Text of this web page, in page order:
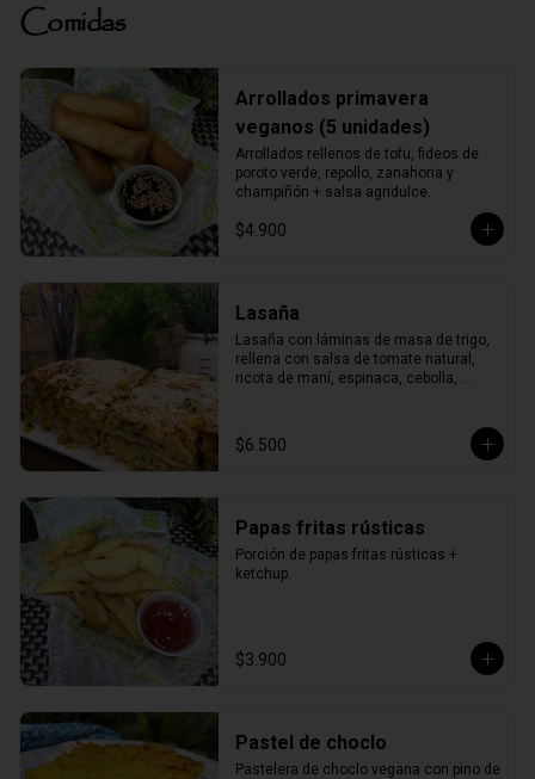
Comidas
Arrollados primavera
veganos (5 unidades)
Arrollados rellenos de tofu, fideos de
poroto verde, repollo, zanahoria y
champiñón + salsa agridulce.
$4.900
Lasaña
Lasaña con láminas de masa de trigo,
rellena con salsa de tomate natural,
ricota de maní, espinaca, cebolla,
$6.500
Papas fritas rústicas
Porción de papas fritas rústicas +
ketchup.
$3.900
Pastel de choclo
Pastelera de choclo vegana con pino de